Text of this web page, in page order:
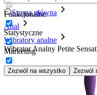
Funkcjonalne
Statystyczne
Marketing
Zezwól na wszystko Zezwól
Strona główna
Anal
Wibratory analne
Wibrator Analny Petite